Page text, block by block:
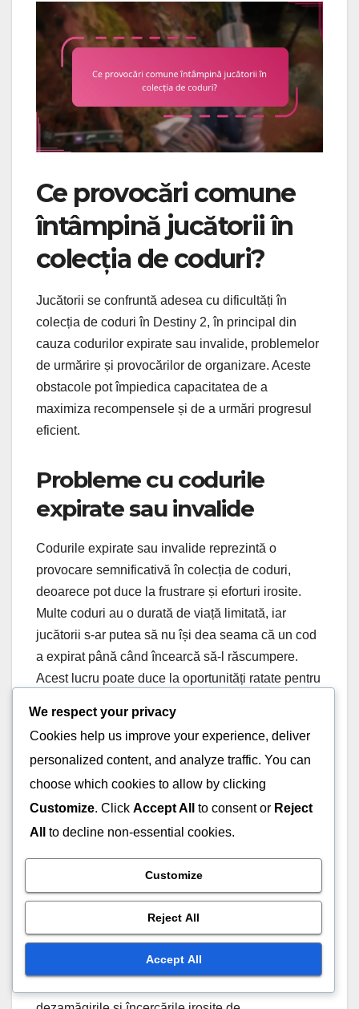
Ce provocări comune
întâmpină jucătorii în
colecția de coduri?
Jucătorii se confruntă adesea cu dificultăți în
colecția de coduri în Destiny 2, în principal din
cauza codurilor expirate sau invalide, problemelor
de urmărire și provocărilor de organizare. Aceste
obstacole pot împiedica capacitatea de a
maximiza recompensele și de a urmări progresul
eficient.
Probleme cu codurile
expirate sau invalide
Codurile expirate sau invalide reprezintă o
provocare semnificativă în colecția de coduri,
deoarece pot duce la frustrare și eforturi irosite.
Multe coduri au o durată de viață limitată, iar
jucătorii s-ar putea să nu își dea seama că un cod
a expirat până când încearcă să-l răscumpere.
Acest lucru poate duce la oportunități ratate pentru
Pentru a evita această problemă, jucătorii ar trebui
să verifice regulat datele de expirare ale codurilor
și să prioritizeze răscumpărarea lor cât mai curând
posibil. Păstrarea unei liste cu codurile active
poate ajuta la simplificarea procesului și la
oportunitate valoroasă.
În plus, unele coduri pot fi specifice unei regiuni
sau pot avea restricții care le fac invalide pentru
anumiti jucători. Familiarizarea cu termenii și
We respect your privacy
Cookies help us improve your experience, deliver
personalized content, and analyze traffic. You can
choose which cookies to allow by clicking
Customize. Click Accept All to consent or Reject
All
to decline non-essential cookies.
Customize
Reject All
Accept All